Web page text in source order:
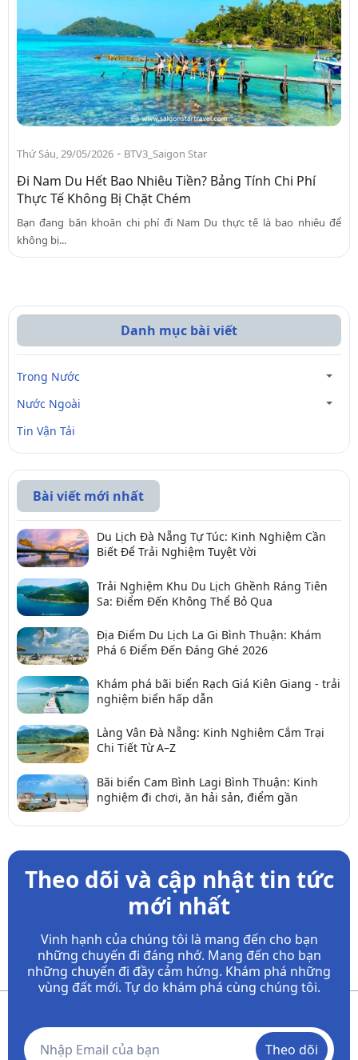
Thứ Sáu, 29/05/2026 - BTV3_Saigon Star
Đi Nam Du Hết Bao Nhiêu Tiền? Bảng Tính Chi Phí
Thực Tế Không Bị Chặt Chém
Bạn đang băn khoăn chi phí đi Nam Du thực tế là bao nhiêu để
không bị...
Danh mục bài viết
Trong Nước
Nước Ngoài
Tin Vận Tải
Bài viết mới nhất
Du Lịch Đà Nẵng Tự Túc: Kinh Nghiệm Cần
Biết Để Trải Nghiệm Tuyệt Vời
Trải Nghiệm Khu Du Lịch Ghềnh Ráng Tiên
Sa: Điểm Đến Không Thể Bỏ Qua
Địa Điểm Du Lịch La Gi Bình Thuận: Khám
Phá 6 Điểm Đến Đáng Ghé 2026
Khám phá bãi biển Rạch Giá Kiên Giang - trải
nghiệm biển hấp dẫn
Làng Vân Đà Nẵng: Kinh Nghiệm Cắm Trại
Chi Tiết Từ A–Z
Bãi biển Cam Bình Lagi Bình Thuận: Kinh
nghiệm đi chơi, ăn hải sản, điểm gần
Theo dõi và cập nhật tin tức
mới nhất
Vinh hạnh của chúng tôi là mang đến cho bạn
những chuyến đi đáng nhớ. Mang đến cho bạn
những chuyến đi đầy cảm hứng. Khám phá những
vùng đất mới. Tự do khám phá cùng chúng tôi.
Theo dõi